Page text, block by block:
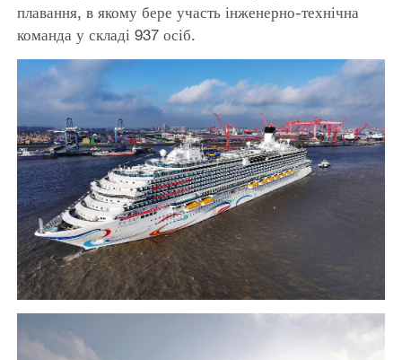
плавання, в якому бере участь інженерно-технічна
команда у складі 937 осіб.